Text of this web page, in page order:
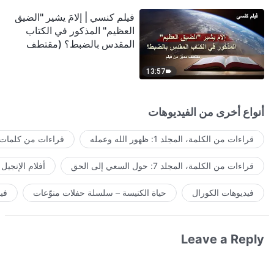
13:57
فيلم كنسي | إلامَ يشير "الضيق
العظيم" المذكور في الكتاب
المقدس بالضبط؟ (مقتطف
أنواع أخرى من الفيديوهات
قراءات من الكلمة، المجلد 1: ظهور الله وعمله قراءات من كلمات
قراءات من الكلمة، المجلد 7: حول السعي إلى الحق أفلام الإنجيل
فيديوهات الكورال حياة الكنيسة – سلسلة حفلات منوّعات
Leave a Reply